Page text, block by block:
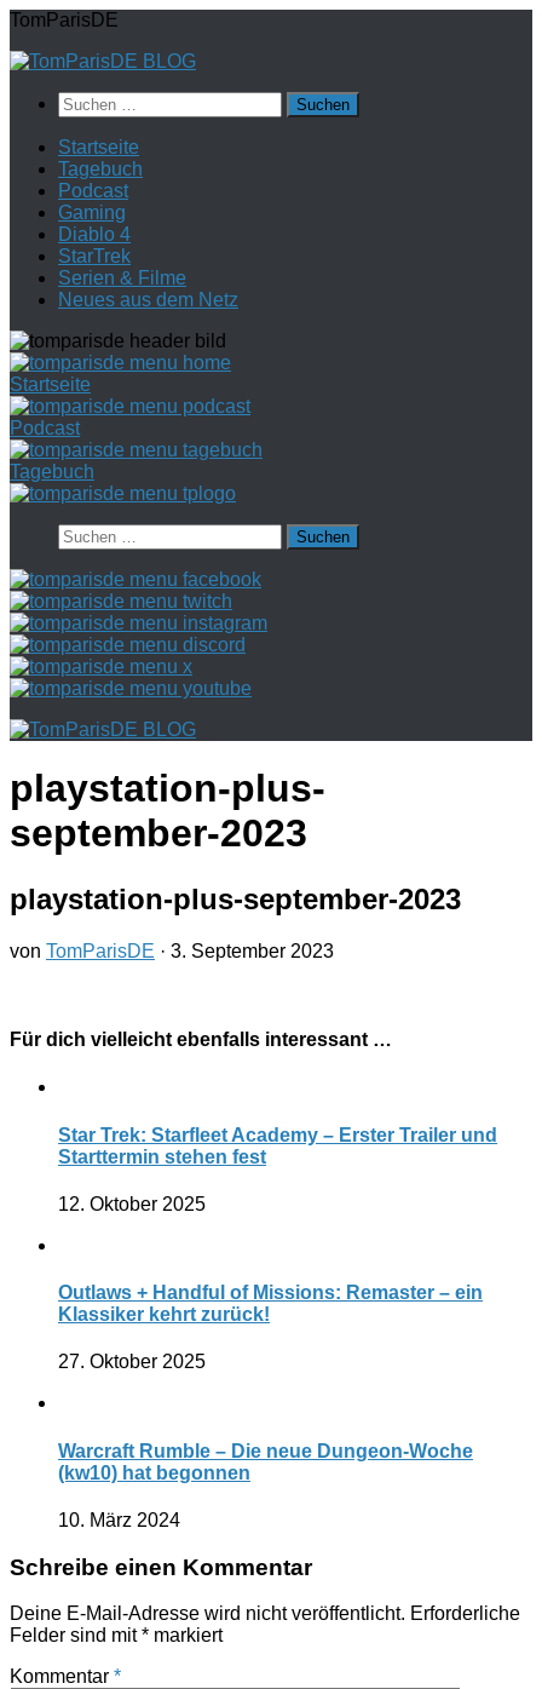
Zum
springen
TomParisDE
Suchen
nach:
Startseite
Tagebuch
Podcast
Gaming
Diablo 4
StarTrek
Serien & Filme
Neues aus dem Netz
Startseite
Podcast
Tagebuch
Suchen
nach:
playstation-plus-
september-2023
playstation-plus-september-2023
von TomParisDE · 3. September 2023
Für dich vielleicht ebenfalls interessant …
Star Trek: Starfleet Academy – Erster Trailer und
Starttermin stehen fest
12. Oktober 2025
Outlaws + Handful of Missions: Remaster – ein
Klassiker kehrt zurück!
27. Oktober 2025
Warcraft Rumble – Die neue Dungeon-Woche
(kw10) hat begonnen
10. März 2024
Schreibe einen Kommentar
Deine E-Mail-Adresse wird nicht veröffentlicht. Erforderliche
Felder sind mit* markiert
Kommentar *